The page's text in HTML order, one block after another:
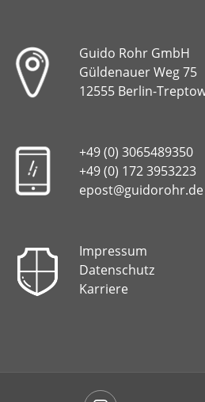
Guido Rohr GmbH
Güldenauer Weg 75
12555 Berlin-
+49 (0) 3065489350
+49 (0) 172 3953223
epost@guidorohr.de
Impressum
Datenschutz
Karriere